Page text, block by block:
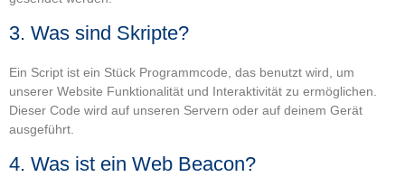
3. Was sind Skripte?
Ein Script ist ein Stück Programmcode, das benutzt wird, um
unserer Website Funktionalität und Interaktivität zu ermöglichen.
Dieser Code wird auf unseren Servern oder auf deinem Gerät
ausgeführt.
4. Was ist ein Web Beacon?